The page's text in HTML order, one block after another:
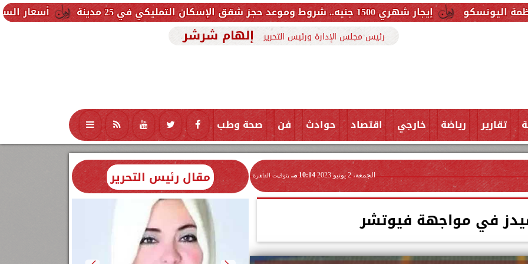
أسعار السجائر اليوم الخميس 6 أغسطس 2026 بعد الزيادة.. القائمة إيجار شهري 1500 جنيه.. شروط وموعد حجز شقق الإسكان التمليكي في 25 مدينة
رئيس مجلس الإدارة ورئيس التحرير إلهام شرشر
تقارير رياضة خارجي اقتصاد حوادث فن صحة وطب تكنولوجيا منوعات محافظات
الجمعة، 2 يونيو 2023 10:14 مـ بتوقيت القاهرة
في مواجهة فيوتشر
مقال رئيس التحرير